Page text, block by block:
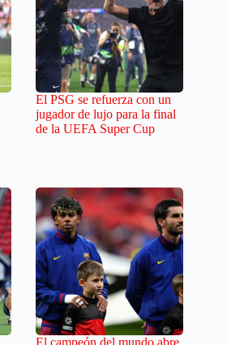
El PSG se refuerza con un
jugador de lujo para la final
de la UEFA Super Cup
El campeón del mundo abre